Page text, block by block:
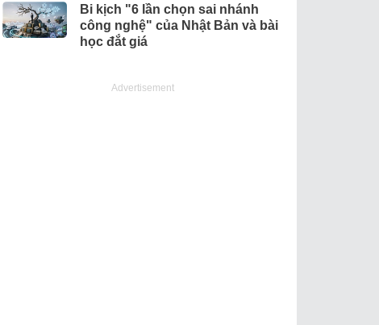
Bi kịch "6 lần chọn sai nhánh
công nghệ" của Nhật Bản và bài
học đắt giá
Advertisement